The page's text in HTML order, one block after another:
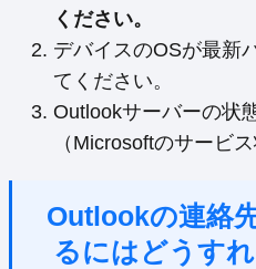
ください。
デバイスのOSが最新
てください。
Outlookサーバーの状
（Microsoftのサービ
Outlookの連絡
るにはどうす